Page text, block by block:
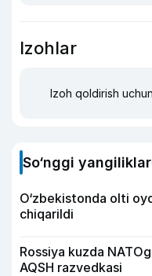
Izohlar
Izoh qoldirish
So‘nggi yangiliklar
O‘zbekistonda olti
chiqarildi
Rossiya kuzda
AQSH razvedkasi